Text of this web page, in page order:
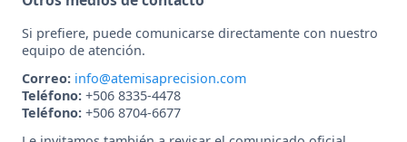
Si prefiere, puede comunicarse directamente con nuestro
equipo de atención.
Correo: info@atemisaprecision.com
Teléfono: +506 8335-4478
Teléfono: +506 8704-6677